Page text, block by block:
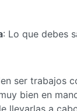
: Lo que debes
ser trabajos
bien en
llevarlas a